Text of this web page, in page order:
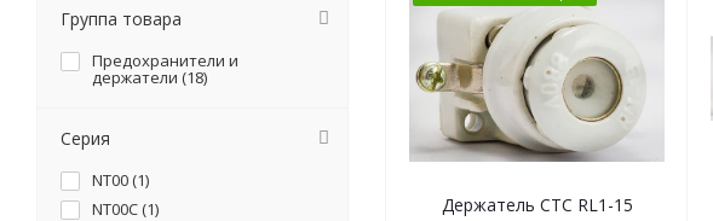
Держатель СТС RL1-15
Группа товара
Предохранители и
держатели (18)
Серия
NT00 (1)
NT00C (1)